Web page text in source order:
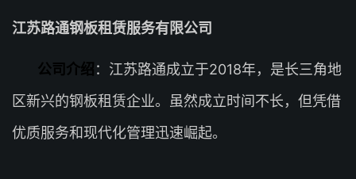
江苏路通钢板租赁服务有限公司
公司介绍 ：江苏路通成立于2018年，是长三角地
区新兴的钢板租赁企业。虽然成立时间不长，但凭借
优质服务和现代化管理迅速崛起。